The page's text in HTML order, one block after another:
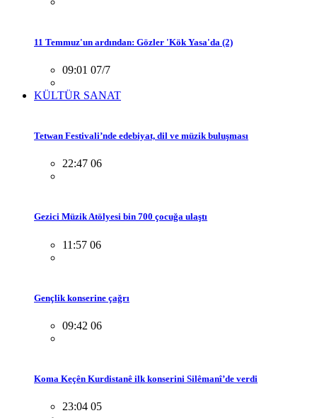
11 Temmuz'un ardından: Gözler 'Kök Yasa'da (2)
09:01 07/7
KÜLTÜR SANAT
Tetwan Festivali’nde edebiyat, dil ve müzik buluşması
22:47 06
Gezici Müzik Atölyesi bin 700 çocuğa ulaştı
11:57 06
Gençlik konserine çağrı
09:42 06
Koma Keçên Kurdistanê ilk konserini Silêmanî’de verdi
23:04 05